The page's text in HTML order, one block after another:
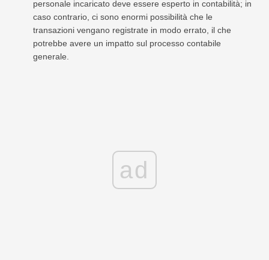
personale incaricato deve essere esperto in contabilità; in
caso contrario, ci sono enormi possibilità che le
transazioni vengano registrate in modo errato, il che
potrebbe avere un impatto sul processo contabile
generale.
ad